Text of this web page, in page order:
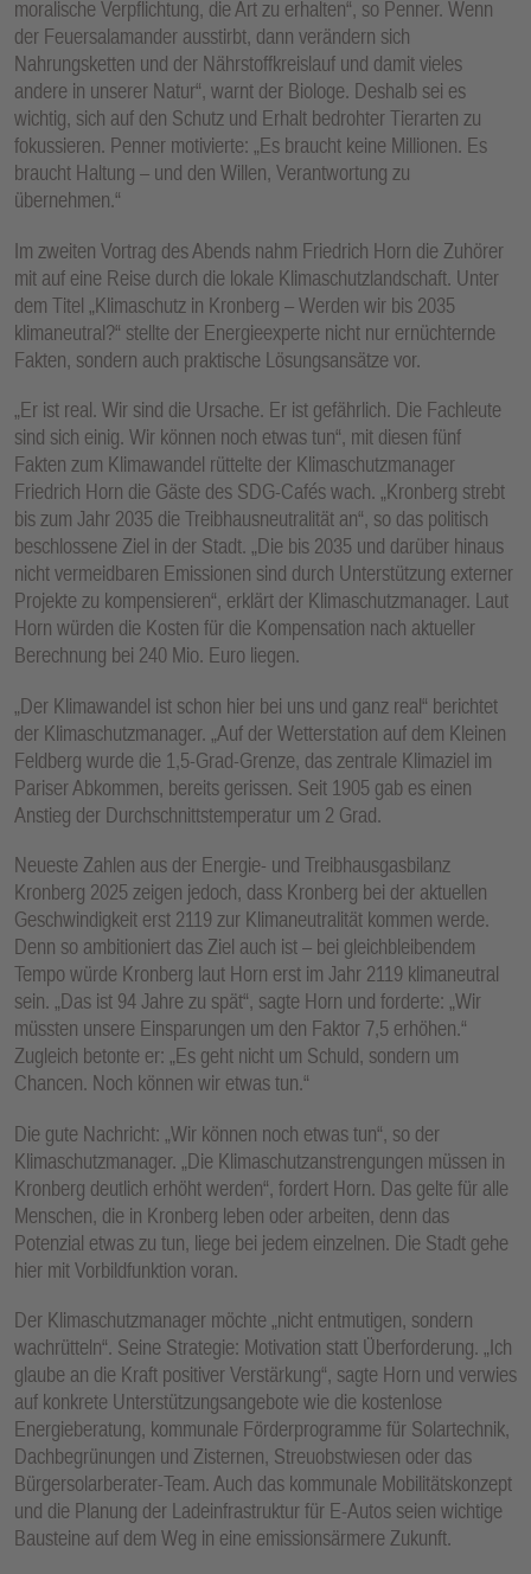
moralische Verpflichtung, die Art zu erhalten“, so Penner. Wenn
der Feuersalamander ausstirbt, dann verändern sich
Nahrungsketten und der Nährstoffkreislauf und damit vieles
andere in unserer Natur“, warnt der Biologe. Deshalb sei es
wichtig, sich auf den Schutz und Erhalt bedrohter Tierarten zu
fokussieren. Penner motivierte: „Es braucht keine Millionen. Es
braucht Haltung – und den Willen, Verantwortung zu
übernehmen.“
Im zweiten Vortrag des Abends nahm Friedrich Horn die Zuhörer
mit auf eine Reise durch die lokale Klimaschutzlandschaft. Unter
dem Titel „Klimaschutz in Kronberg – Werden wir bis 2035
klimaneutral?“ stellte der Energieexperte nicht nur ernüchternde
Fakten, sondern auch praktische Lösungsansätze vor.
„Er ist real. Wir sind die Ursache. Er ist gefährlich. Die Fachleute
sind sich einig. Wir können noch etwas tun“, mit diesen fünf
Fakten zum Klimawandel rüttelte der Klimaschutzmanager
Friedrich Horn die Gäste des SDG-Cafés wach. „Kronberg strebt
bis zum Jahr 2035 die Treibhausneutralität an“, so das politisch
beschlossene Ziel in der Stadt. „Die bis 2035 und darüber hinaus
nicht vermeidbaren Emissionen sind durch Unterstützung externer
Projekte zu kompensieren“, erklärt der Klimaschutzmanager. Laut
Horn würden die Kosten für die Kompensation nach aktueller
Berechnung bei 240 Mio. Euro liegen.
„Der Klimawandel ist schon hier bei uns und ganz real“ berichtet
der Klimaschutzmanager. „Auf der Wetterstation auf dem Kleinen
Feldberg wurde die 1,5-Grad-Grenze, das zentrale Klimaziel im
Pariser Abkommen, bereits gerissen. Seit 1905 gab es einen
Anstieg der Durchschnittstemperatur um 2 Grad.
Neueste Zahlen aus der Energie- und Treibhausgasbilanz
Kronberg 2025 zeigen jedoch, dass Kronberg bei der aktuellen
Geschwindigkeit erst 2119 zur Klimaneutralität kommen werde.
Denn so ambitioniert das Ziel auch ist – bei gleichbleibendem
Tempo würde Kronberg laut Horn erst im Jahr 2119 klimaneutral
sein. „Das ist 94 Jahre zu spät“, sagte Horn und forderte: „Wir
müssten unsere Einsparungen um den Faktor 7,5 erhöhen.“
Zugleich betonte er: „Es geht nicht um Schuld, sondern um
Chancen. Noch können wir etwas tun.“
Die gute Nachricht: „Wir können noch etwas tun“, so der
Klimaschutzmanager. „Die Klimaschutzanstrengungen müssen in
Kronberg deutlich erhöht werden“, fordert Horn. Das gelte für alle
Menschen, die in Kronberg leben oder arbeiten, denn das
Potenzial etwas zu tun, liege bei jedem einzelnen. Die Stadt gehe
hier mit Vorbildfunktion voran.
Der Klimaschutzmanager möchte „nicht entmutigen, sondern
wachrütteln“. Seine Strategie: Motivation statt Überforderung. „Ich
glaube an die Kraft positiver Verstärkung“, sagte Horn und verwies
auf konkrete Unterstützungsangebote wie die kostenlose
Energieberatung, kommunale Förderprogramme für Solartechnik,
Dachbegrünungen und Zisternen, Streuobstwiesen oder das
Bürgersolarberater-Team. Auch das kommunale Mobilitätskonzept
und die Planung der Ladeinfrastruktur für E-Autos seien wichtige
Bausteine auf dem Weg in eine emissionsärmere Zukunft.